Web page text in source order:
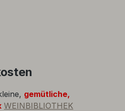
gemütliche,
WEINBIBLIOTHEK